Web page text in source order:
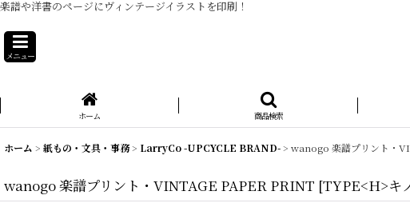
楽譜や洋書のページにヴィンテージイラストを印刷！
メニュー
ホーム 商品検索
ホーム > 紙もの・文具・事務> LarryCo -UPCYCLE BRAND-> wanogo 楽譜プリント・
wanogo 楽譜プリント・VINTAGE PAPER PRINT [TYPE<H>キ